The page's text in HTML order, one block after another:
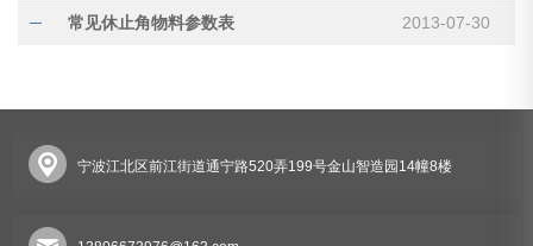
常见休止角物料参数表 2013-07-30
宁波江北区前江街道通宁路520弄199号金山智造园14幢8楼